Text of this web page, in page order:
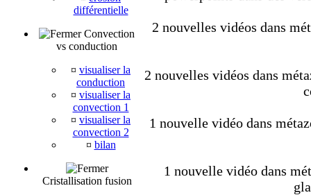
différentielle
Convection
vs conduction
¤ visualiser la
conduction
¤ visualiser la
convection 1
¤ visualiser la
convection 2
¤ bilan
Cristallisation fusion
2 nouvelles vidéos dans
2 nouvelles vidéos dans
1 nouvelle vidéo dans
1 nouvelle vidéo dans